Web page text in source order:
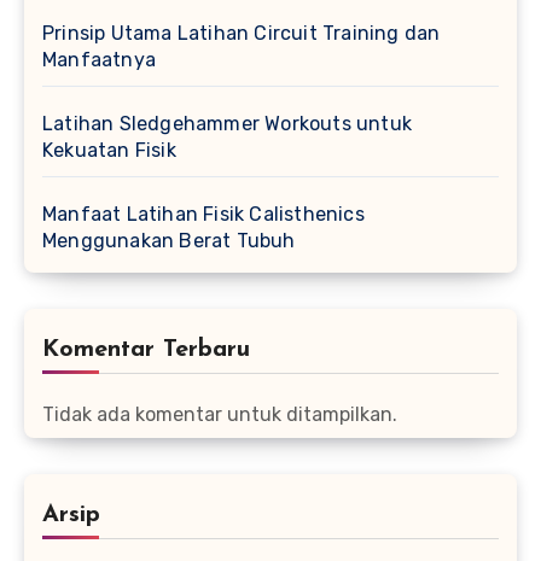
Prinsip Utama Latihan Circuit Training dan
Manfaatnya
Latihan Sledgehammer Workouts untuk
Kekuatan Fisik
Manfaat Latihan Fisik Calisthenics
Menggunakan Berat Tubuh
Komentar Terbaru
Tidak ada komentar untuk ditampilkan.
Arsip